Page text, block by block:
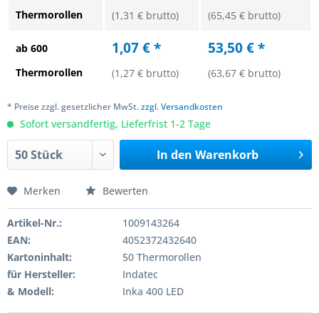
Thermorollen
(1,31 € brutto) (65,45 € brutto)
ab 600
Thermorollen
1,07 € *
(1,27 € brutto)
53,50 € *
(63,67 € brutto)
* Preise zzgl. gesetzlicher MwSt.zzgl. Versandkosten
Sofort versandfertig, Lieferfrist 1-2 Tage
In den Warenkorb
Merken Bewerten
Artikel-Nr.:
1009143264
EAN:
4052372432640
Kartoninhalt:
50 Thermorollen
für Hersteller:
Indatec
& Modell:
Inka 400 LED